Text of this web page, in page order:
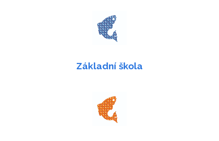
Základní škola